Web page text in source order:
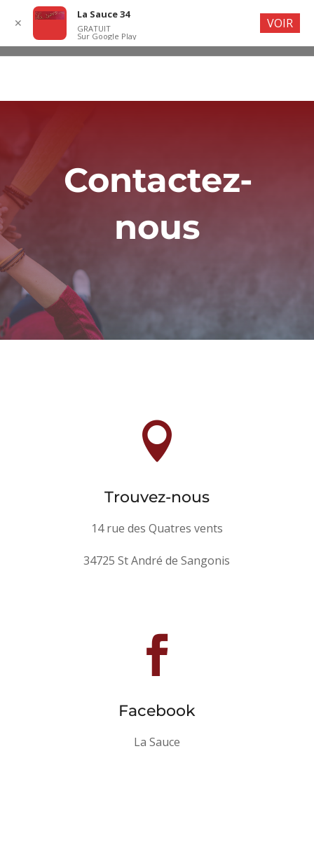
Contactez-
nous

Trouvez-nous
14 rue des Quatres vents
34725 St André de Sangonis

Facebook
La Sauce
✕
La Sauce 34
GRATUIT
Sur Google Play
VOIR